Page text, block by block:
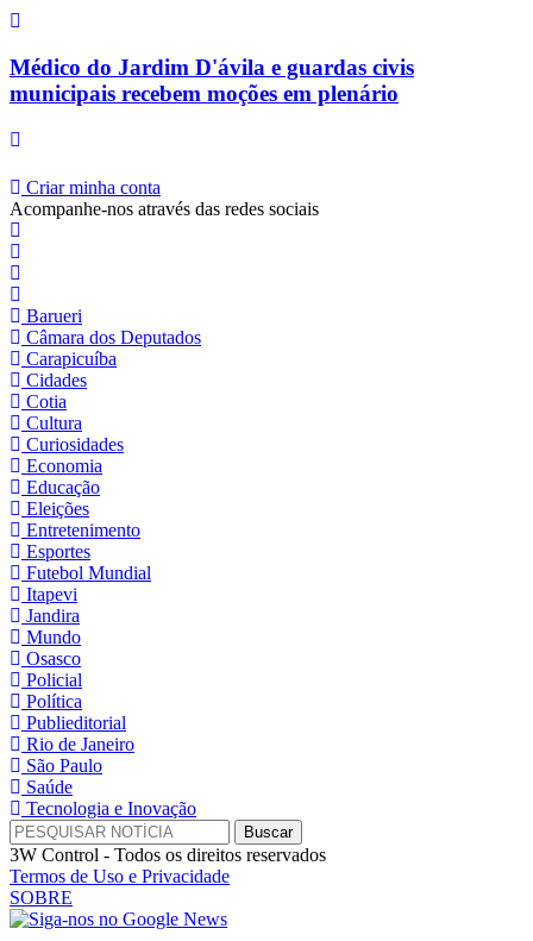
Médico do Jardim D'ávila e guardas civis
municipais recebem moções em plenário
Criar minha conta
Acompanhe-nos através das redes sociais
Barueri
Câmara dos Deputados
Carapicuíba
Cidades
Cotia
Cultura
Curiosidades
Economia
Educação
Eleições
Entretenimento
Esportes
Futebol Mundial
Itapevi
Jandira
Mundo
Osasco
Policial
Política
Publieditorial
Rio de Janeiro
São Paulo
Saúde
Tecnologia e Inovação
3W Control - Todos os direitos reservados
Termos de Uso e Privacidade
SOBRE